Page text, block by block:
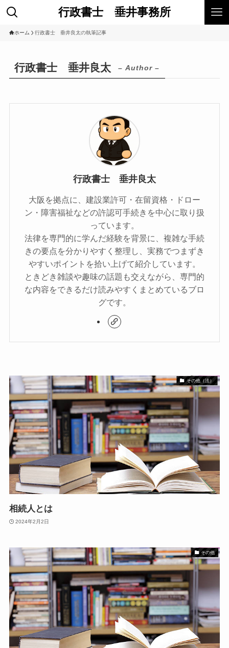
行政書士 垂井事務所
ホーム 行政書士 垂井良太の執筆記事
行政書士 垂井良太 – Author –
行政書士 垂井良太
大阪を拠点に、建設業許可・在留資格・ドロー
ン・障害福祉などの許認可手続きを中心に取り扱
っています。
法律を専門的に学んだ経験を背景に、複雑な手続
きの要点を分かりやすく整理し、実務でつまずき
やすいポイントを拾い上げて紹介しています。
ときどき雑談や趣味の話題も交えながら、専門的
な内容をできるだけ読みやすくまとめているブロ
グです。
その他（法）
相続人とは
2024年2月2日
その他